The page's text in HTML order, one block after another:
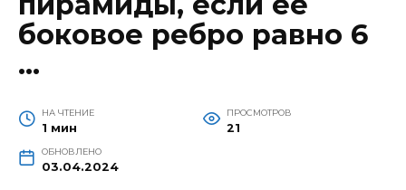
боковое ребро равно 6
…
НА ЧТЕНИЕ
1 мин
ПРОСМОТРОВ
21
ОБНОВЛЕНО
03.04.2024